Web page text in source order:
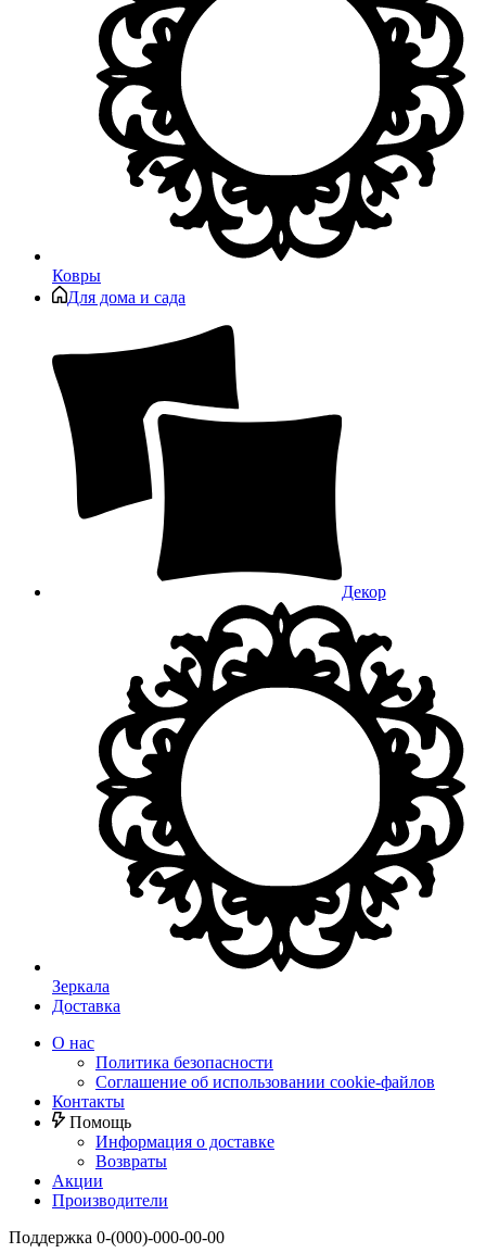
Ковры
Для дома и сада
Декор
Зеркала
Доставка
О нас
Политика безопасности
Соглашение об использовании cookie-файлов
Контакты
Помощь
Информация о доставке
Возвраты
Акции
Производители
Поддержка 0-(000)-000-00-00